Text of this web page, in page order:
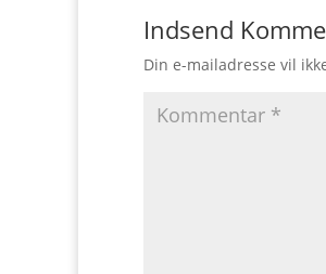
Indsend
Din e-mailadresse vil